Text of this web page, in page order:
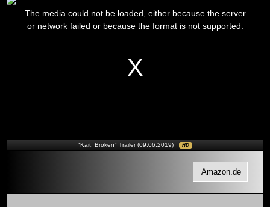
This
window.
The media could not be loaded, either because the server
or network failed or because the format is not supported.
"Kait, Broken" Trailer (09.06.2019) HD
Amazon.de